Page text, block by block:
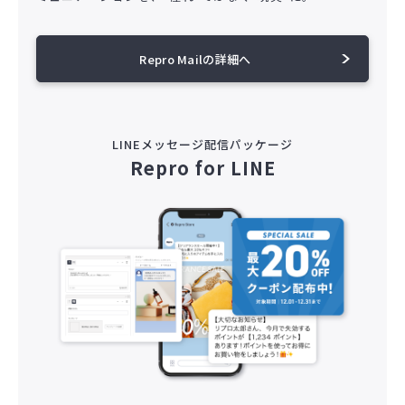
Repro Mailの詳細へ
LINEメッセージ配信パッケージ
Repro for LINE